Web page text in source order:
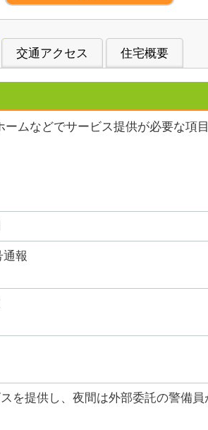
交通アクセス 住宅概要
ムなどでサービス提供が必要な項
報
を提供し、夜間は外部委託の警備